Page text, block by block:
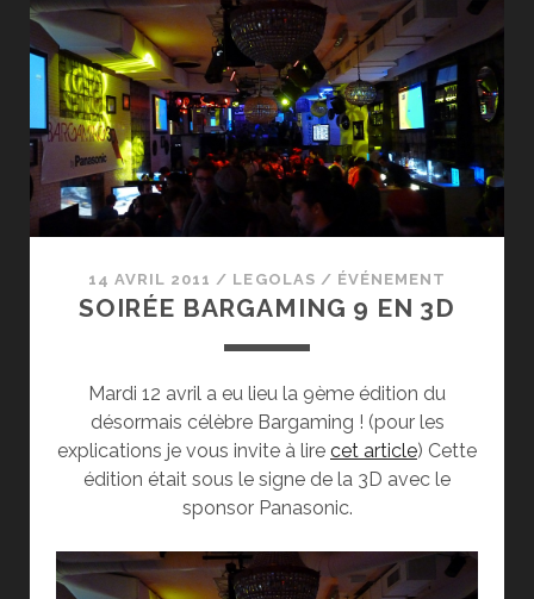
MANETTE
SONY
DUAL
ANALOG
PS1,
LE
CHAÎNON
MANQUANT
!
14 AVRIL 2011 / LEGOLAS / ÉVÉNEMENT
SOIRÉE BARGAMING 9 EN 3D
Mardi 12 avril a eu lieu la 9ème édition du
désormais célèbre Bargaming ! (pour les
explications je vous invite à lire cet article) Cette
édition était sous le signe de la 3D avec le
sponsor Panasonic.